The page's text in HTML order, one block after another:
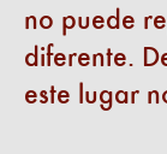
no puede
diferente.
este lugar